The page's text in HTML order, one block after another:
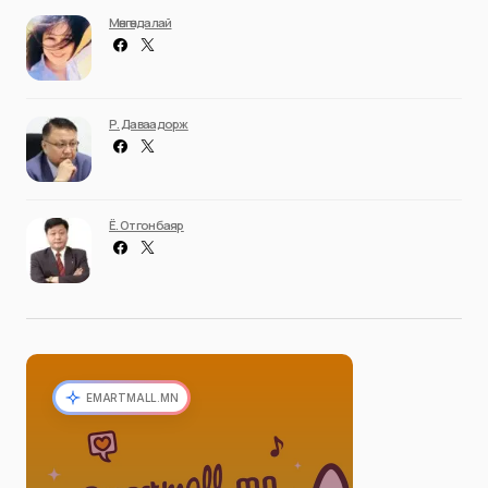
Мөнгөндалай
Р. Даваадорж
Ё. Отгонбаяр
EMARTMALL.MN